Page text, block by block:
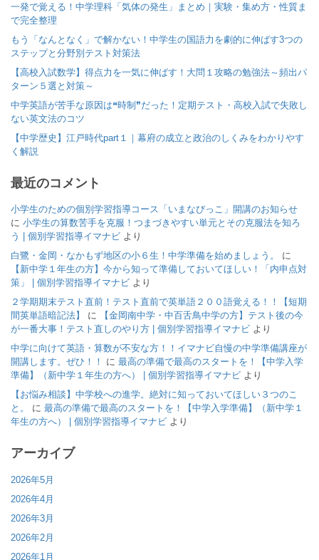
一発で覚える！中学理科「気体の発生」まとめ｜実験・集め方・性質ま
で完全整理
もう「なんとなく」で解かない！中学生の国語力を劇的に伸ばす3つの
ステップと分野別テスト対策法
【高校入試数学】得点力を一気に伸ばす！大問１攻略の勉強法～頻出パ
ターン５選と対策～
中学英語が苦手な原因は❝時制❞だった！定期テスト・高校入試で失敗し
ない英文法のコツ
【中学歴史】江戸時代part１｜幕府の成立と政治のしくみをわかりやす
く解説
最近のコメント
小学生のための個別学習指導コース「いまなびっこ」開講のお知らせ
に 小学生の算数苦手を克服！つまづきやすい単元とその克服法を知ろ
う | 個別学習指導イマナビ より
白鷺・金岡・なかもず地区の小６生！中学準備を始めましょう。
に
【新中学１年生の方】今から知って準備しておいてほしい！「内申点対
策」 | 個別学習指導イマナビ より
２学期期末テスト直前！テスト直前で英単語２００語覚える！！【短期
間英単語暗記法】
に
【金岡南中学・中百舌鳥中学の方】テスト後の今
が一番大事！テスト直しのやり方 | 個別学習指導イマナビ より
中学に向けて英語・算数が不安な方！！イマナビ自慢の中学準備講座が
開講します。ぜひ！！
に 最高の準備で最高のスタートを！【中学入学
準備】（新中学１年生の方へ） | 個別学習指導イマナビ より
【お悩み相談】中学校への進学。絶対に知っておいてほしい３つのこ
と。
に 最高の準備で最高のスタートを！【中学入学準備】（新中学１
年生の方へ） | 個別学習指導イマナビ より
アーカイブ
2026年5月
2026年4月
2026年3月
2026年2月
2026年1月